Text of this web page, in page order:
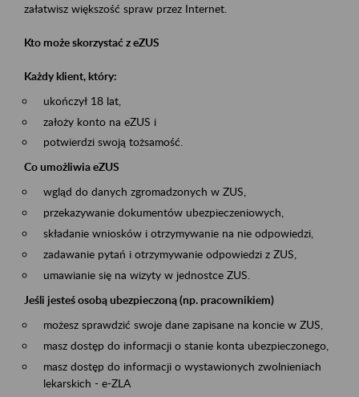
załatwisz większość spraw przez Internet.
Kto może skorzystać z eZUS
Każdy klient, który:
ukończył 18 lat,
założy konto na eZUS i
potwierdzi swoją tożsamość.
Co umożliwia eZUS
wgląd do danych zgromadzonych w ZUS,
przekazywanie dokumentów ubezpieczeniowych,
składanie wniosków i otrzymywanie na nie odpowiedzi,
zadawanie pytań i otrzymywanie odpowiedzi z ZUS,
umawianie się na wizyty w jednostce ZUS.
Jeśli jesteś osobą ubezpieczoną (np. pracownikiem)
możesz sprawdzić swoje dane zapisane na koncie w ZUS,
masz dostęp do informacji o stanie konta ubezpieczonego,
masz dostęp do informacji o wystawionych zwolnieniach
lekarskich - e-ZLA